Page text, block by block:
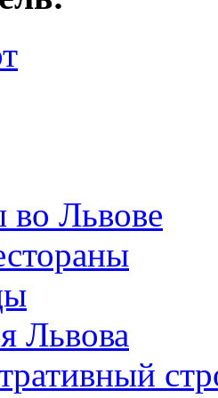
во Львове
Львова